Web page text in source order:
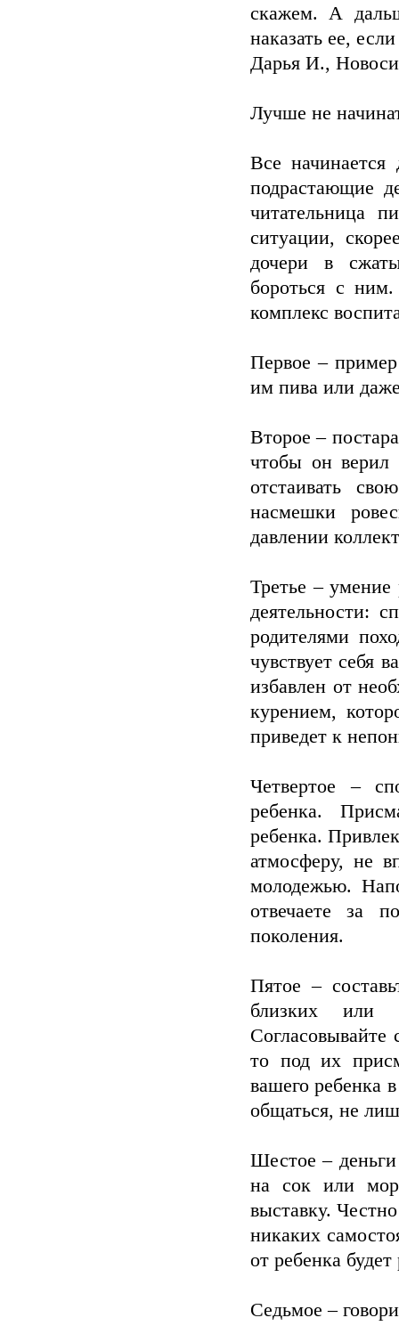
скажем. А
наказать ее,
Дарья И.,
Лучше не
Все начинается
подрастающие
читательница
ситуации,
дочери в
бороться с
комплекс
Первое –
им пива или
Второе –
чтобы он верил
отстаивать
насмешки
давлении
Третье – умение
деятельности:
родителями
чувствует себя
избавлен от
курением,
приведет к
Четвертое –
ребенка.
ребенка.
атмосферу, не
молодежью.
отвечаете за
поколения.
Пятое –
близких или
то под их
вашего ребенка
общаться, не
Шестое –
на сок или
выставку.
никаких
от ребенка
Седьмое –